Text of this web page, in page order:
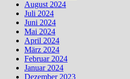
August 2024
Juli 2024
Juni 2024
Mai 2024
April 2024
März 2024
Februar 2024
Januar 2024
Dezember 2023